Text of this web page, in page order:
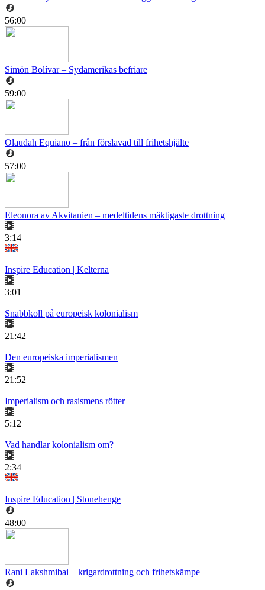
56:00
Simón Bolívar – Sydamerikas befriare
59:00
Olaudah Equiano – från förslavad till frihetshjälte
57:00
Eleonora av Akvitanien – medeltidens mäktigaste drottning
3:14
Inspire Education | Kelterna
3:01
Snabbkoll på europeisk kolonialism
21:42
Den europeiska imperialismen
21:52
Imperialism och rasismens rötter
5:12
Vad handlar kolonialism om?
2:34
Inspire Education | Stonehenge
48:00
Rani Lakshmibai – krigardrottning och frihetskämpe